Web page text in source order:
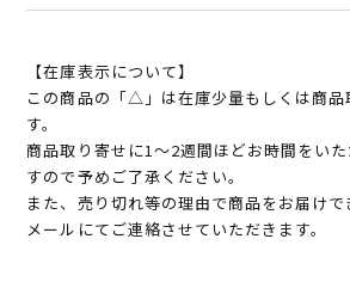
【在庫表示について】
この商品の「△」は在庫少量もしくは商品
す。
商品取り寄せに1～2週間ほどお時間をい
すので予めご了承ください。
また、売り切れ等の理由で商品をお届け
メールにてご連絡させていただきます。